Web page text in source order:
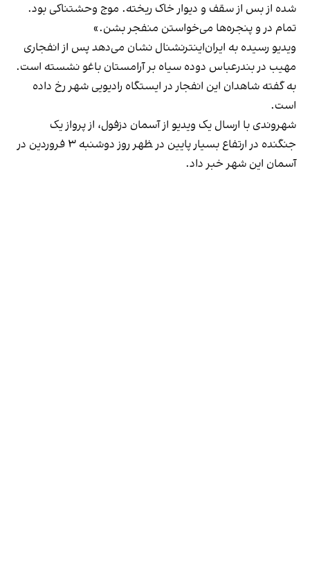
شده از بس از سقف و دیوار خاک ریخته. موج وحشتناکی بود.
تمام در و پنجره‌ها می‌خواستن منفجر بشن.»
ویدیو رسیده به ایران‌اینترنشنال نشان می‌دهد پس از انفجاری
مهیب در بندرعباس دوده سیاه بر آرامستان باغو نشسته است.
به گفته شاهدان این انفجار در ایستگاه رادیویی شهر رخ داده
است.
شهروندی با ارسال یک ویدیو از آسمان دزفول، از پرواز یک
جنگنده در ارتفاع بسیار پایین در ‍ظهر روز دوشنبه ۳ فروردین در
آسمان این شهر خبر داد.